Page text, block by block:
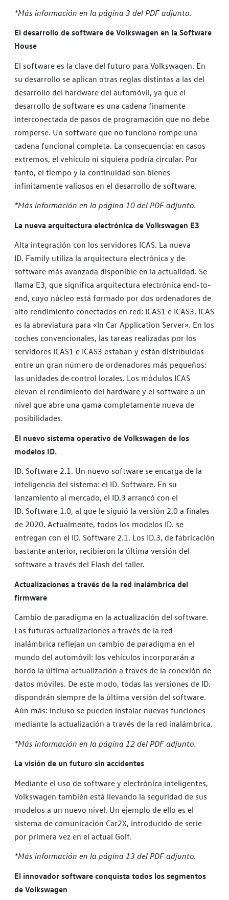
*Más información en la página 3 del PDF adjunto.
El desarrollo de software de Volkswagen en la Software
House
El software es la clave del futuro para Volkswagen. En
su desarrollo se aplican otras reglas distintas a las del
desarrollo del hardware del automóvil, ya que el
desarrollo de software es una cadena finamente
interconectada de pasos de programación que no debe
romperse. Un software que no funciona rompe una
cadena funcional completa. La consecuencia: en casos
extremos, el vehículo ni siquiera podría circular. Por
tanto, el tiempo y la continuidad son bienes
infinitamente valiosos en el desarrollo de software.
*Más información en la página 10 del PDF adjunto.
La nueva arquitectura electrónica de Volkswagen E3
Alta integración con los servidores ICAS. La nueva
ID. Family utiliza la arquitectura electrónica y de
software más avanzada disponible en la actualidad. Se
llama E3, que significa arquitectura electrónica end-to-
end, cuyo núcleo está formado por dos ordenadores de
alto rendimiento conectados en red: ICAS1 e ICAS3. ICAS
es la abreviatura para «In Car Application Server». En los
coches convencionales, las tareas realizadas por los
servidores ICAS1 e ICAS3 estaban y están distribuidas
entre un gran número de ordenadores más pequeños:
las unidades de control locales. Los módulos ICAS
elevan el rendimiento del hardware y el software a un
nivel que abre una gama completamente nueva de
posibilidades.
El nuevo sistema operativo de Volkswagen de los
modelos ID.
ID. Software 2.1. Un nuevo software se encarga de la
inteligencia del sistema: el ID. Software. En su
lanzamiento al mercado, el ID.3 arrancó con el
ID. Software 1.0, al que le siguió la versión 2.0 a finales
de 2020. Actualmente, todos los modelos ID. se
entregan con el ID. Software 2.1. Los ID.3, de fabricación
bastante anterior, recibieron la última versión del
software a través del Flash del taller.
Actualizaciones a través de la red inalámbrica del
firmware
Cambio de paradigma en la actualización del software.
Las futuras actualizaciones a través de la red
inalámbrica reflejan un cambio de paradigma en el
mundo del automóvil: los vehículos incorporarán a
bordo la última actualización a través de la conexión de
datos móviles. De este modo, todas las versiones de ID.
dispondrán siempre de la última versión del software.
Aún más: incluso se pueden instalar nuevas funciones
mediante la actualización a través de la red inalámbrica.
*Más información en la página 12 del PDF adjunto.
La visión de un futuro sin accidentes
Mediante el uso de software y electrónica inteligentes,
Volkswagen también está llevando la seguridad de sus
modelos a un nuevo nivel. Un ejemplo de ello es el
sistema de comunicación Car2X, introducido de serie
por primera vez en el actual Golf.
*Más información en la página 13 del PDF adjunto.
El innovador software conquista todos los segmentos
de Volkswagen